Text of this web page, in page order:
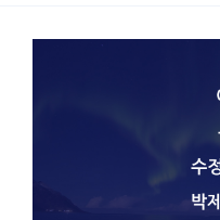
유학교육
어드미션 포스팅